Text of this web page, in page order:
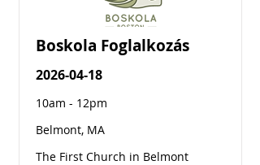
Boskola Foglalkozás
2026-04-18
10am - 12pm
Belmont, MA
The First Church in Belmont